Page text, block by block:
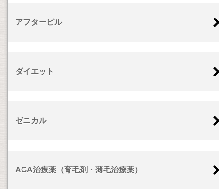
アフターピル
ダイエット
ゼニカル
AGA治療薬（育毛剤・薄毛治療薬）